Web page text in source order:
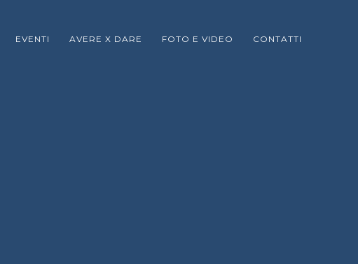
EVENTI AVERE X DARE FOTO E VIDEO CONTATTI